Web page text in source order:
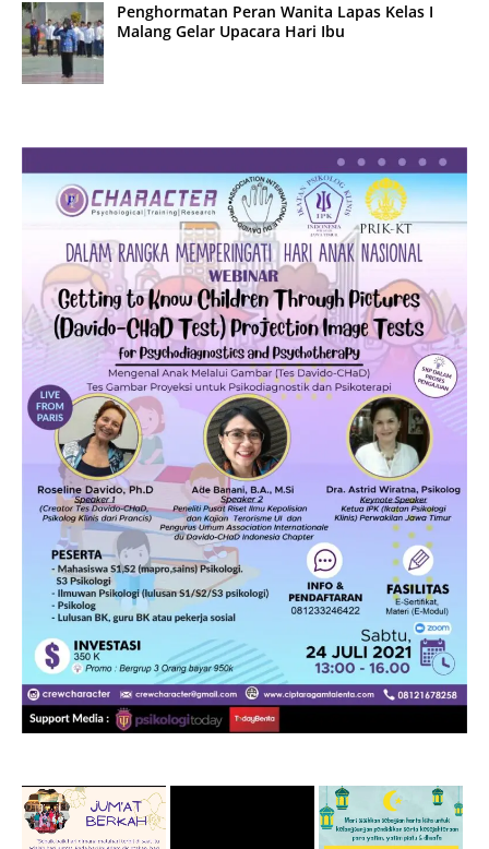
Penghormatan Peran Wanita Lapas Kelas I
Malang Gelar Upacara Hari Ibu